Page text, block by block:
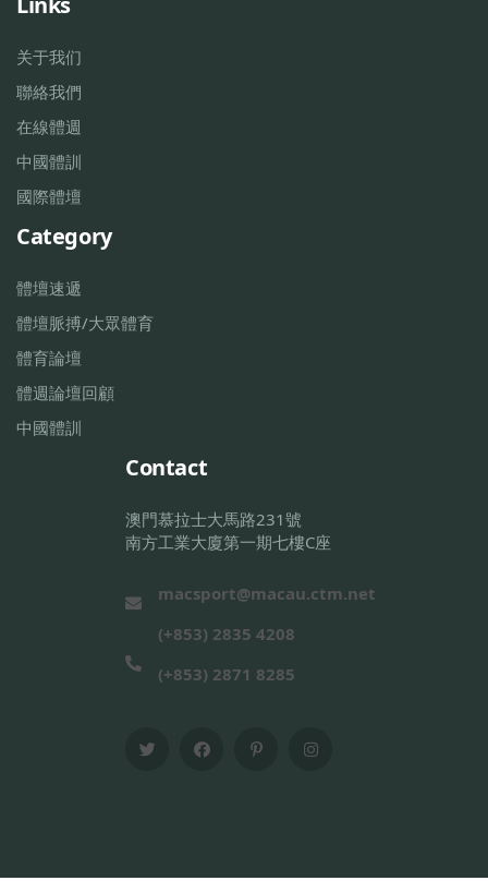
关于我们
聯絡我們
在線體週
中國體訓
國際體壇
Category
體壇速遞
體壇脈搏/大眾體育
體育論壇
體週論壇回顧
中國體訓
Contact
澳門慕拉士大馬路231號
南方工業大廈第一期七樓C座
macsport@macau.ctm.net
(+853) 2835 4208
(+853) 2871 8285